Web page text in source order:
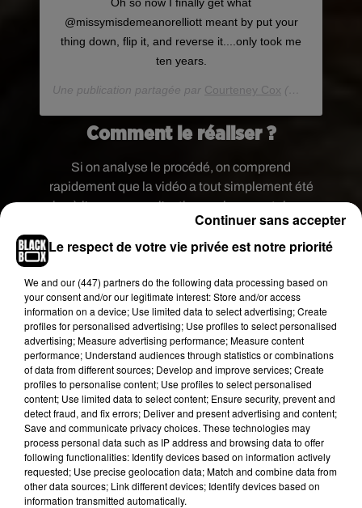
@missymisdemeanorelliott meant by put your
thing down, flip it, and reverse it....only took me
ten years.
Une publication partagée par Courteney Cox (@courteneycoxofficial) le
Comment le réaliser ?
Si on analyse le procédé, on comprend
rapidement que la vidéo a tout simplement été
mise à l'envers avec l'option sur les smartphones.
Pour bien réussir ce défi, il faut donc tomber dans
l'eau de façon délicate, avec un pied derrière
l'autre, pour qu'une fois la vidéo inversée, on ait
l'impression que vous remontez de la piscine.
Alors, vous allez relever le défi ?
Le respect de votre vie privée est notre priorité
We and our (447) partnersdo the following data processing based on
your consent and/or our legitimate interest: Store and/or access
information on a device; Use limited data to select advertising; Create
profiles for personalised advertising; Use profiles to select personalised
advertising; Measure advertising performance; Measure content
performance; Understand audiences through statistics or combinations
of data from different sources; Develop and improve services; Create
profiles to personalise content; Use profiles to select personalised
content; Use limited data to select content; Ensure security, prevent and
detect fraud, and fix errors; Deliver and present advertising and content;
Save and communicate privacy choices. These technologies may
process personal data such as IP address and browsing data to offer
following functionalities: Identify devices based on information actively
requested; Use precise geolocation data; Match and combine data from
other data sources; Link different devices; Identify devices based on
information transmitted automatically.
Continuer sans accepter